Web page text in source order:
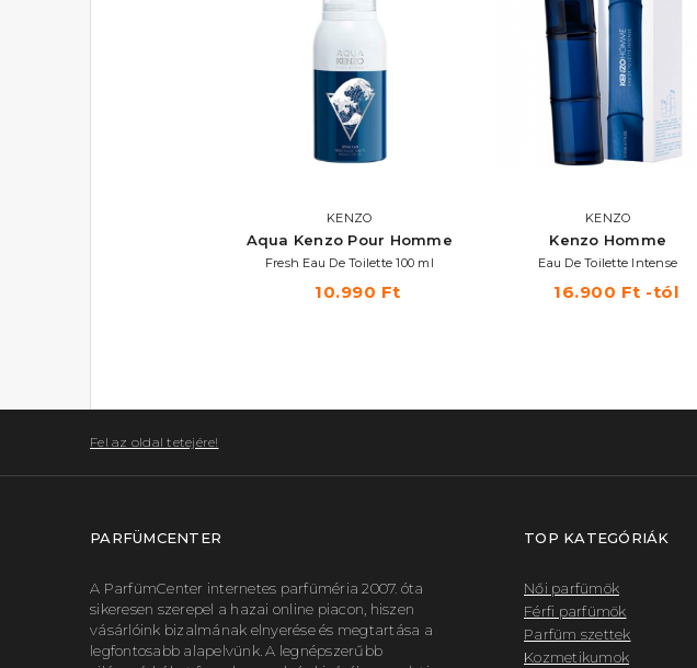
KENZO
Aqua Kenzo Pour Homme
Fresh Eau De Toilette 100 ml
10.990 Ft
KENZO
Kenzo Homme
Eau De Toilette Intense
16.900 Ft -tól
Fel az oldal tetejére!
PARFÜMCENTER
A ParfümCenter internetes parfüméria 2007. óta
sikeresen szerepel a hazai online piacon, hiszen
vásárlóink bizalmának elnyerése és megtartása a
legfontosabb alapelvünk. A legnépszerűbb
TOP KATEGÓRIÁK
Női parfümök
Férfi parfümök
Parfüm szettek
Kozmetikumok